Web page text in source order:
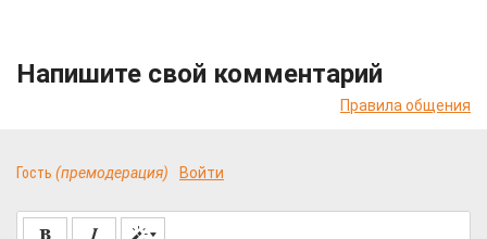
Напишите свой комментарий
Правила общения
Гость (премодерация) Войти